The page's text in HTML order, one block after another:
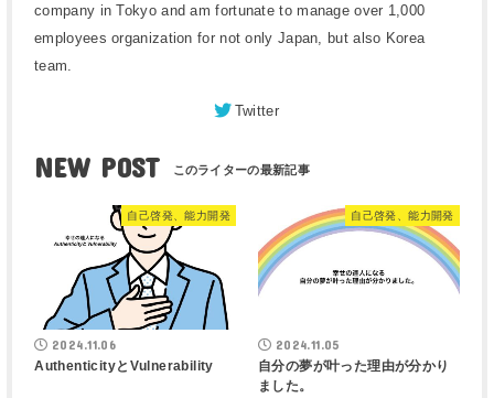
company in Tokyo and am fortunate to manage over 1,000
employees organization for not only Japan, but also Korea
team.
Twitter
NEW POST
自己啓発、能力開発
2024.11.06
AuthenticityとVulnerability
自己啓発、能力開発
2024.11.05
自分の夢が叶った理由が分かり
ました。